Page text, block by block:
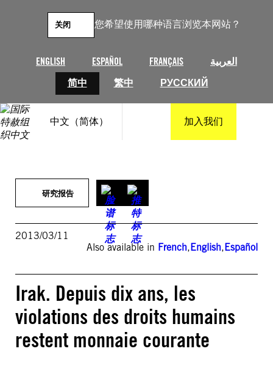
您希望使用哪种语言浏览本网站？
ENGLISH ESPAÑOL FRANÇAIS
العربية
简中
繁中 РУССКИЙ
关闭
中文（简体） 加入我们
研究报告
2013/03/11
Also available in French,English,Español
Irak. Depuis dix ans, les
violations des droits humains
restent monnaie courante